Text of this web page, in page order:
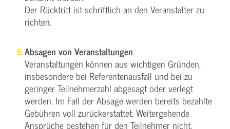
Der Rücktritt ist schriftlich an den Veranstalter zu
richten.
Absagen von Veranstaltungen
Veranstaltungen können aus wichtigen Gründen,
insbesondere bei Referentenausfall und bei zu
geringer Teilnehmerzahl abgesagt oder verlegt
werden. Im Fall der Absage werden bereits bezahlte
Gebühren voll zurückerstattet. Weitergehende
Ansprüche bestehen für den Teilnehmer nicht.